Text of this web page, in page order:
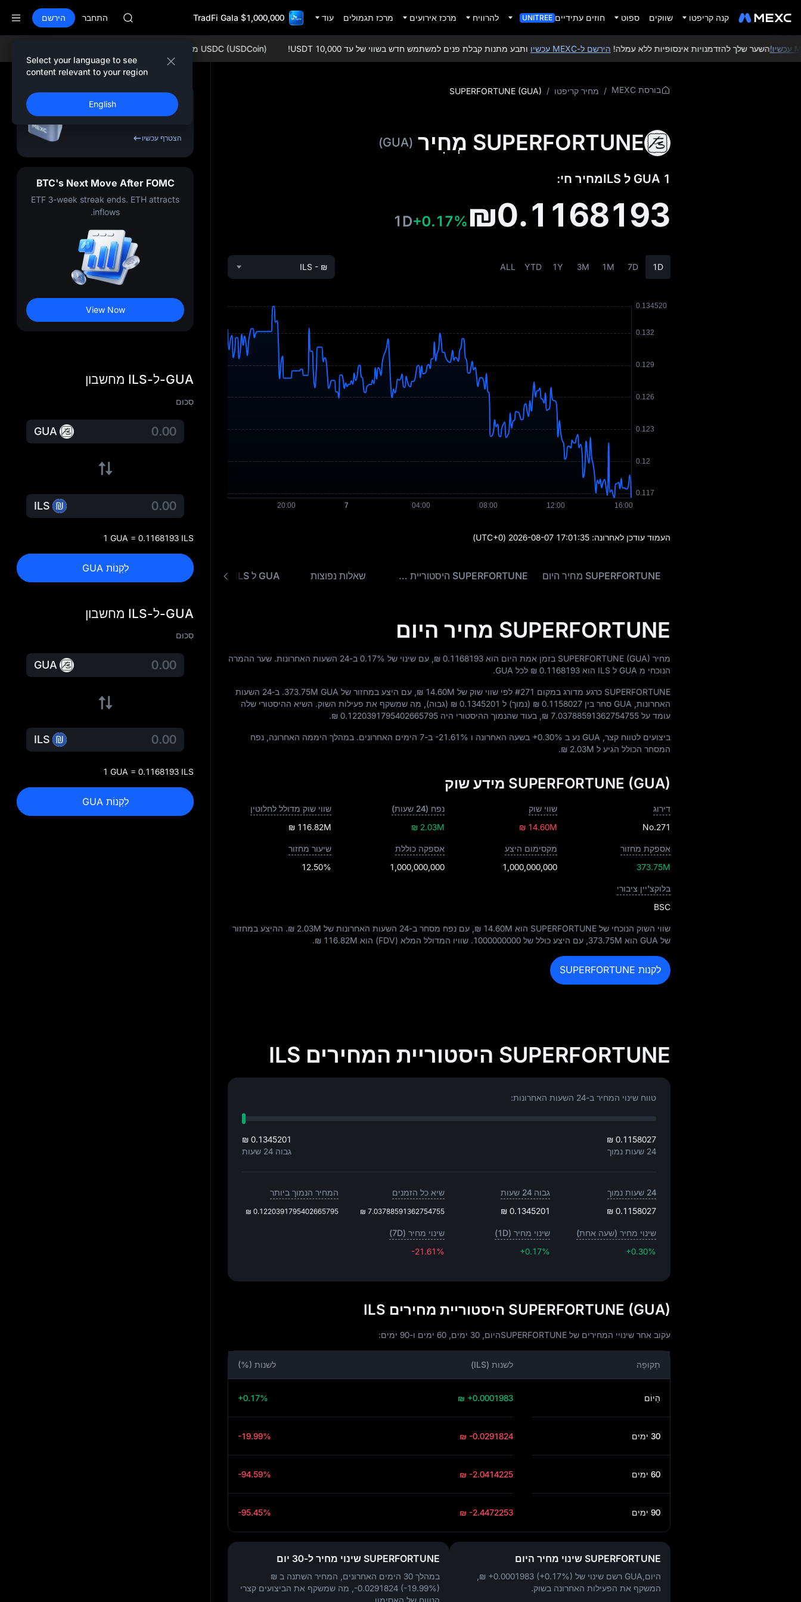
קנה קריפטו שווקים ספוט חוזים עתידיים UNITREE להרוויח מרכז אירועים מרכז תגמולים עוד $1,000,000 TradFi Gala
AAOI
rises despite lock-up expiry
GOLD(XAU)
Market Subscription on Aug 10
rises despite lock-up expiry
התחבר הירשם
Select your language to see
content relevant to your region
English
USDC (USDCoin) מחיר חי: השער שלך להזדמנויות אינסופיות ללא עמלה!הירשם ל-MEXC עכשיו ותבע מתנות קבלת פנים למשתמש חדש בשווי של עד 10,000 USDT!
בורסת MEXC / מחיר קריפטו /
SUPERFORTUNE (GUA)
SUPERFORTUNE מְחִיר (GUA)
1 GUA ל ILSמחיר חי:
₪0.1168193
+0.17%
1D
1D
7D
1M
3M
1Y
YTD
ALL
ILS - ₪
העמוד עודכן לאחרונה: 2026-08-07 17:01:35
(UTC+0)
SUPERFORTUNE מחיר היום SUPERFORTUNE היסטוריית מחירים שאלות נפוצות GUA ל ILS ממיר
SUPERFORTUNE מחיר היום
מחיר SUPERFORTUNE (GUA) בזמן אמת היום הוא ₪ 0.1168193 , עם שינוי של 0.17%
ב-24 השעות האחרונות. שער ההמרה
הנוכחי מ GUA ל ILS הוא
₪ 0.1168193 לכל GUA.
SUPERFORTUNE כרגע מדורג במקום #271 לפי שווי שוק של ₪ 14.60M , עם היצע במחזור של 373.75M GUA
. ב‑24 השעות
האחרונות, GUA סחר בין
₪ 0.1158027 (נמוך) ל ₪ 0.1345201 (גבוה), מה שמשקף את פעילות השוק. השיא ההיסטורי שלה
עומד על ₪ 7.03788591362754755 , בעוד שהנמוך ההיסטורי היה ₪ 0.1220391795402665795
.
ביצועים לטווח קצר, GUA נע ב +0.30% בשעה האחרונה ו -21.61%
ב-7 הימים האחרונים. במהלך היממה האחרונה, נפח
המסחר הכולל הגיע ל ₪ 2.03M
.
SUPERFORTUNE (GUA) מידע שוק
דירוג
No.271
שווי שוק
₪ 14.60M
נפח (24 שעות)
₪ 2.03M
שווי שוק מדולל לחלוטין
₪ 116.82M
אספקת מחזור
373.75M
מקסימום היצע
1,000,000,000
אספקה כוללת
1,000,000,000
שיעור מחזור
12.50%
בלוקצ'יין ציבורי
BSC
שווי השוק הנוכחי של SUPERFORTUNE הוא ₪ 14.60M , עם נפח מסחר ב-24 השעות האחרונות של ₪ 2.03M. ההיצע במחזור
של GUA הוא
373.75M , עם היצע כולל של 1000000000. שוויו המדולל המלא (FDV) הוא ₪ 116.82M
.
לקנות SUPERFORTUNE
SUPERFORTUNE היסטוריית המחירים ILS
טווח שינוי המחיר ב-24 השעות האחרונות:
₪ 0.1158027
24 שעות נמוך
₪ 0.1345201
גבוה 24 שעות
24 שעות נמוך
₪ 0.1158027
גבוה 24 שעות
₪ 0.1345201
שיא כל הזמנים
₪ 7.03788591362754755
המחיר הנמוך ביותר
₪ 0.1220391795402665795
שינוי מחיר (שעה אחת)
+0.30%
שינוי מחיר (1D)
+0.17%
שינוי מחיר (7D)
-21.61%
SUPERFORTUNE (GUA) היסטוריית מחירים ILS
עקוב אחר שינויי המחירים של SUPERFORTUNEהיום, 30 ימים, 60 ימים ו-90 ימים:
תְקוּפָה לשנות (ILS) לשנות (%)
הַיוֹם ₪ +0.0001983
+0.17%
30 ימים ₪ -0.0291824
-19.99%
60 ימים ₪ -2.0414225
-94.59%
90 ימים ₪ -2.4472253
-95.45%
SUPERFORTUNE שינוי מחיר היום
היום,GUA רשם שינוי של ₪ +0.0001983 (+0.17%)
המשקף את הפעילות האחרונה בשוק.
SUPERFORTUNE שינוי מחיר ל-30 יום
במהלך 30 הימים האחרונים, המחיר השתנה ב
₪
-0.0291824 (-19.99%) , מה שמשקף את הביצועים קצרי
הטווח של האסימון.
הירשם וקבל בונוס של
עד
10,000USDT
הצטרף עכשיו
BTC's Next Move After FOMC
ETF 3-week streak ends. ETH attracts
inflows.
View Now
GUA-ל-ILS מחשבון
סְכוּם
GUA
ILS
1 GUA = 0.1168193 ILS
לִקְנוֹת GUA
GUA-ל-ILS מחשבון
סְכוּם
GUA
ILS
1 GUA = 0.1168193 ILS
לִקְנוֹת GUA